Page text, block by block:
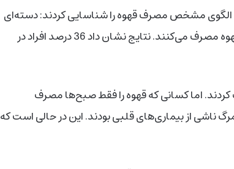
الگوی مشخص مصرف قهوه را شناسایی کردند: دسته‌ای
که فقط پیش از ظهر قهوه می‌نوشند و گروهی که در تمام طول روز قهوه مصرف می‌کنند. نتایج نشان داد 36 درصد افراد در
از شرکت‌کنندگان فوت کردند. اما کسانی که قهوه را فقط صبح‌ها مصرف
و 31 درصد کمتر در معرض مرگ ناشی از بیماری‌های قلبی بودند. این در حالی‌ است که